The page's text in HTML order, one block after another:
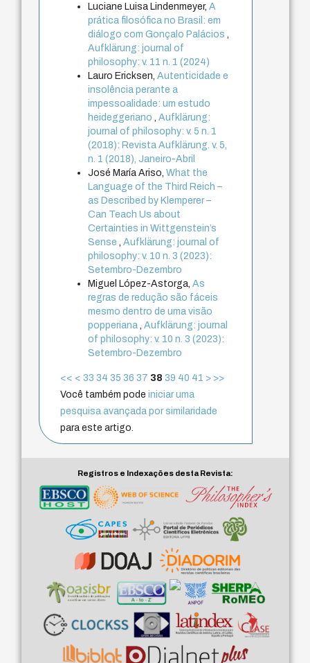
Luciane Luisa Lindenmeyer,A
prática filosófica no Brasil: em
diálogo com Gonçalo Palácios,
Aufklärung: journal of
philosophy: v. 11 n. 1 (2024)
Lauro Ericksen,Autenticidade e
insolência perante a
impessoalidade: um estudo
heideggeriano,Aufklärung:
journal of philosophy: v. 5 n. 1
(2018): Revista Aufklärung. v. 5,
n. 1 (2018), Janeiro-Abril
José María Ariso,What the
Language of the Third Reich –
as Described by Klemperer –
Can Teach Us about
Certainties in Wittgenstein’s
Sense,Aufklärung: journal of
philosophy: v. 10 n. 3 (2023):
Setembro-Dezembro
Miguel López-Astorga,As
regras de redução são fáceis
mesmo dentro de uma visão
popperiana,Aufklärung: journal
of philosophy: v. 10 n. 3 (2023):
Setembro-Dezembro
<< < 33 34 35 36 37 38 39 40 41 > >>
Você também podeiniciar uma
pesquisa avançada por similaridade
para este artigo.
Registros e Indexações desta Revista: